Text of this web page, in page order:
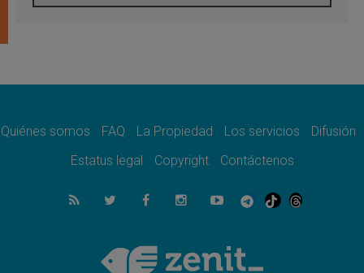
Bokalic: "En Argentina el Papa León señalará
07.08.2026
07.08.2026
Universidades Católicas: «Exercises in
07.08.2026
Fortunatus Nwachukwu: la comunicación
SIGNIS 2026, dar voz a las religiosas en el
espacio público
Quiénes somos FAQ La Propiedad Los servicios
Difusión
Estatus legal
Copyright Contáctenos